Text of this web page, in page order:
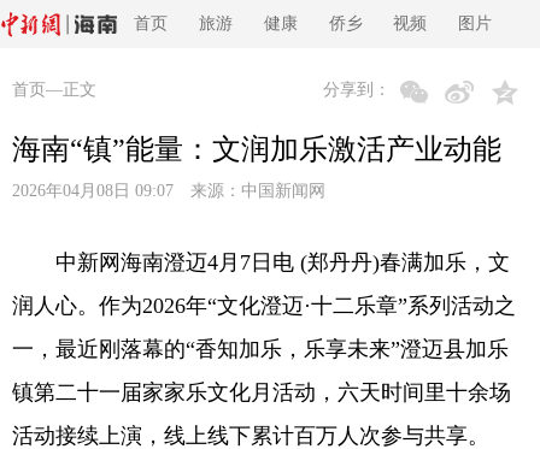
首页 旅游 健康 侨乡 视频 图片
首页 —正文 分享到：
海南“镇”能量：文润加乐激活产业动能
2026年04月08日 09:07 来源： 中国新闻网
中新网海南澄迈4月7日电 (郑丹丹)春满加乐，文
润人心。作为2026年“文化澄迈·十二乐章”系列活动之
一，最近刚落幕的“香知加乐，乐享未来”澄迈县加乐
镇第二十一届家家乐文化月活动，六天时间里十余场
活动接续上演，线上线下累计百万人次参与共享。